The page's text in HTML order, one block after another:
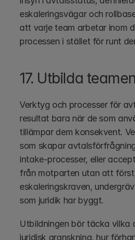
eskaleringsvägar och
att varje team arbetar inom
processen i stället för runt
17. Utbilda teamen
Verktyg och processer för
resultat bara när de som
tillämpar dem konsekvent.
som skapar
intake-processer, eller
från motparten utan att
eskaleringskraven,
som juridik har byggt.
Utbildningen bör täcka vilka
juridisk granskning, hur